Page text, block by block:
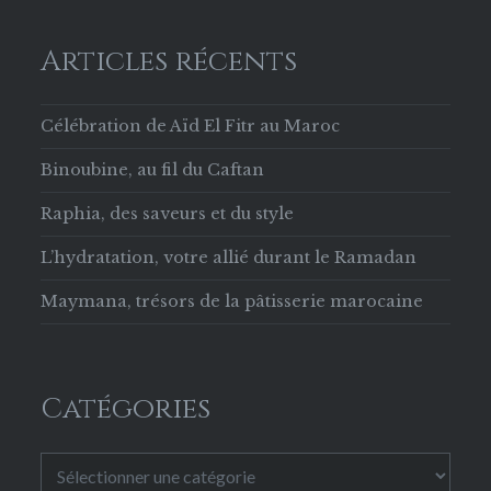
Articles récents
Célébration de Aïd El Fitr au Maroc
Binoubine, au fil du Caftan
Raphia, des saveurs et du style
L’hydratation, votre allié durant le Ramadan
Maymana, trésors de la pâtisserie marocaine
Catégories